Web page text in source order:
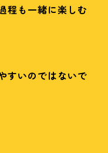
程も一緒に楽しむ
すいのではないで